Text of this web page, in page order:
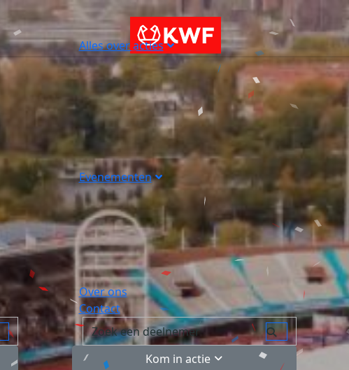
Alles over acties
Evenementen
Over ons
Contact
Kom in actie